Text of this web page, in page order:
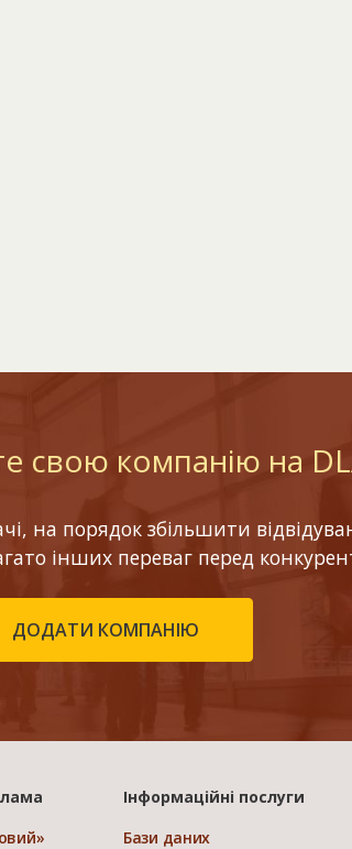
свою компанію на
порядок збільшити
інших переваг перед
ДОДАТИ КОМПАНІЮ
Інформаційні послуги
Бази даних